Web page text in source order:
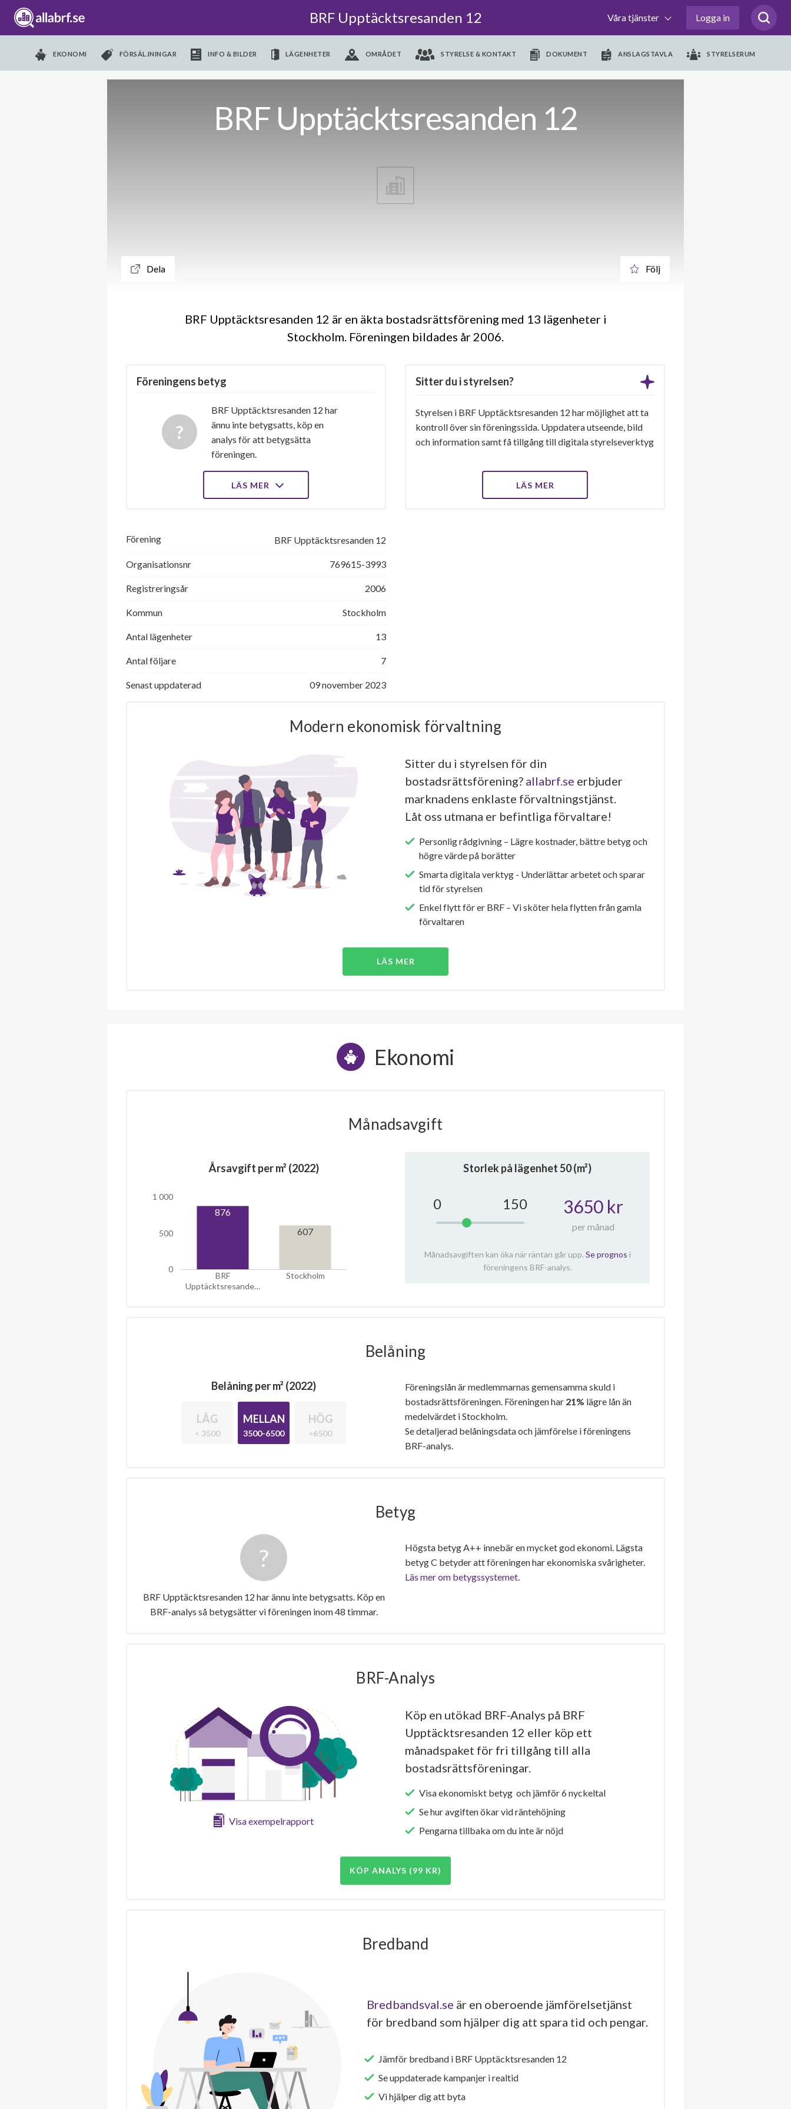
BRF Upptäcktsresanden 12 Våra tjänster Logga in
EKONOMI FÖRSÄLJNINGAR INFO & BILDER LÄGENHETER OMRÅDET STYRELSE & KONTAKT DOKUMENT ANSLAGSTAVLA STYRELSERUM
BRF Upptäcktsresanden 12
Dela Följ
BRF Upptäcktsresanden 12 är en äkta bostadsrättsförening med 13 lägenheter i
Stockholm. Föreningen bildades år 2006
Föreningens betyg
BRF Upptäcktsresanden 12 har
ännu inte betygsatts, köp en
analys för att betygsätta
föreningen.
LÄS MER
Sitter du i styrelsen?
Styrelsen i BRF Upptäcktsresanden 12 har möjlighet att ta
kontroll över sin föreningssida. Uppdatera utseende, bild
och information samt få tillgång till digitala styrelseverktyg
LÄS MER
Förening BRF Upptäcktsresanden 12
Organisationsnr 769615-3993
Registreringsår 2006
Kommun Stockholm
Antal lägenheter 13
Antal följare 7
Senast uppdaterad 09 november 2023
Modern ekonomisk förvaltning
Sitter du i styrelsen för din
bostadsrättsförening? allabrf.se erbjuder
marknadens enklaste förvaltningstjänst.
Låt oss utmana er befintliga förvaltare!
Personlig rådgivning – Lägre kostnader, bättre betyg och
högre värde på borätter
Smarta digitala verktyg - Underlättar arbetet och sparar
tid för styrelsen
Enkel flytt för er BRF – Vi sköter hela flytten från gamla
förvaltaren
LÄS MER
Ekonomi
Månadsavgift
Årsavgift per m² (2022)
BRF
Upptäcktsresande…
Stockholm
0
500
1 000
876
607
Storlek på lägenhet50(m²)
0 150 3650 kr
per månad
Månadsavgiften kan öka när räntan går upp. Se prognos i
föreningens BRF-analys.
Belåning
Belåning per m² (2022)
LÅG
< 3500
MELLAN
3500-6500
HÖG
>6500
Föreningslån är medlemmarnas gemensamma skuld i
bostadsrättsföreningen. Föreningen har 21% lägre lån än
medelvärdet i Stockholm.
Se detaljerad belåningsdata och jämförelse i föreningens
BRF-analys.
Betyg
BRF Upptäcktsresanden 12 har ännu inte betygsatts. Köp en
BRF-analys så betygsätter vi föreningen inom 48 timmar.
Högsta betyg A++ innebär en mycket god ekonomi. Lägsta
betyg C betyder att föreningen har ekonomiska svårigheter.
Läs mer om betygssystemet.
BRF-Analys
Visa exempelrapport
Köp en utökad BRF-Analys på BRF
Upptäcktsresanden 12 eller köp ett
månadspaket för fri tillgång till alla
bostadsrättsföreningar.
Visa ekonomiskt betyg och jämför 6 nyckeltal
Se hur avgiften ökar vid räntehöjning
Pengarna tillbaka om du inte är nöjd
KÖP ANALYS (99 KR)
Bredband
Bredbandsval.se är en oberoende jämförelsetjänst
för bredband som hjälper dig att spara tid och pengar.
Jämför bredband i BRF Upptäcktsresanden 12
Se uppdaterade kampanjer i realtid
Vi hjälper dig att byta